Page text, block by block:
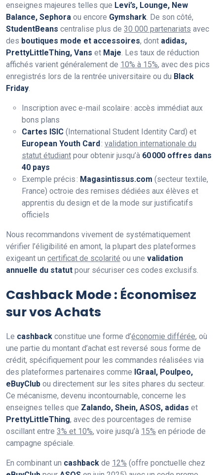
enseignes majeures telles que Levi’s, Lounge, New
Balance, Sephora ou encore Gymshark. De son côté,
StudentBeans centralise plus de 30 000 partenariats avec
des boutiques mode et accessoires, dont adidas,
PrettyLittleThing, Vans et Maje. Les taux de réduction
affichés varient généralement de 10% à 15%, avec des pics
enregistrés lors de la rentrée universitaire ou du Black
Friday.
Inscription avec e-mail scolaire : accès immédiat aux
bons plans
Cartes ISIC (International Student Identity Card) et
European Youth Card : validation internationale du
statut étudiant pour obtenir jusqu’à 60 000 offres dans
40 pays
Exemple précis : Magasintissus.com (secteur textile,
France) octroie des remises dédiées aux élèves et
apprentis du design et de la mode sur justificatifs
officiels
Nous recommandons vivement de systématiquement
vérifier l’éligibilité en amont, la plupart des plateformes
exigeant un certificat de scolarité ou une validation
annuelle du statut pour sécuriser ces codes exclusifs.
Cashback Mode : Économisez
sur vos Achats
Le cashback constitue une forme d’économie différée, où
une partie du montant d’achat est reversé sous forme de
crédit, spécifiquement pour les commandes réalisées via
des plateformes partenaires comme IGraal, Poulpeo,
eBuyClub ou directement sur les sites phares du secteur.
Ce mécanisme, devenu incontournable, concerne les
enseignes telles que Zalando, Shein, ASOS, adidas et
PrettyLittleThing, avec des pourcentages de remise
oscillant entre 3% et 10%, voire jusqu’à 15% en période de
campagne spéciale.
En combinant un cashback de 12% (offre ponctuelle chez